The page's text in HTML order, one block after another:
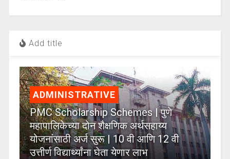
Add title
ADMINISTRATIVE
PMC Scholarship Schemes | पुणे
महापालिकेच्या दोन शैक्षणिक अर्थसहाय्य
योजनांसाठी अर्ज सुरू | 10 वी आणि 12 वी
उत्तीर्ण विद्यार्थ्यांना घेता येणार लाभ